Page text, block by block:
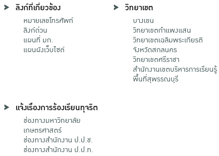
ลิงก์ที่เกี่ยวข้อง
หมายเลขโทรศัพท์
ลิงก์ด่วน
แผนที่ มก.
แผนผังเว็บไซต์
วิทยาเขต
บางเขน
วิทยาเขตกําแพงแสน
วิทยาเขตเฉลิมพระเกียรติ
จังหวัดสกลนคร
วิทยาเขตศรีราชา
สำนักงานเขตบริหารการเรียนรู้
พื้นที่สุพรรณบุรี
แจ้งเรื่องการร้องเรียนทุจริต
ช่องทางมหาวิทยาลัย
เกษตรศาสตร์
ช่องทางสำนักงาน ป.ป.ช.
ช่องทางสำนักงาน ป.ป.ท.